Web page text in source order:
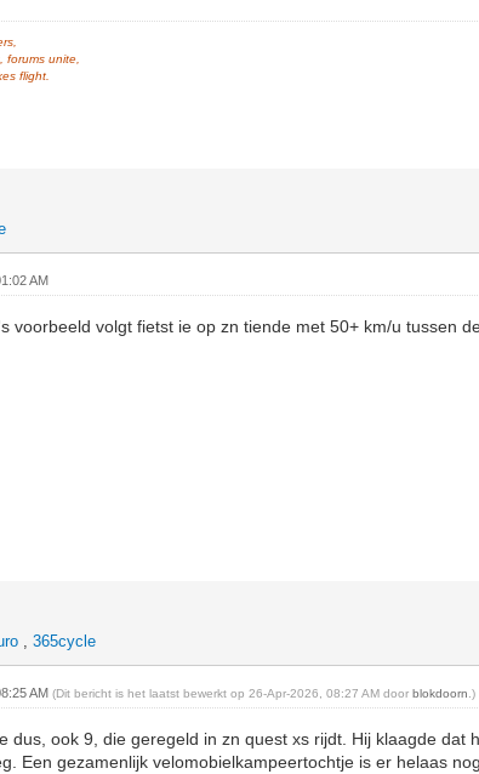
forums unite,
flight.
AM
voorbeeld volgt fietst ie op zn tiende met 50+ km/u tussen
,365cycle
AM(Dit bericht is het laatst bewerkt op 26-Apr-2026, 08:27 AM doorblokdoorn .)
dus, ook 9, die geregeld in zn quest xs rijdt. Hij klaagde dat
Een gezamenlijk velomobielkampeertochtje is er helaas